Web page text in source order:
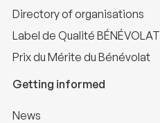
Directory of organisations
Label de Qualité BÉNÉVOLAT
Prix du Mérite du Bénévolat
Getting informed
News